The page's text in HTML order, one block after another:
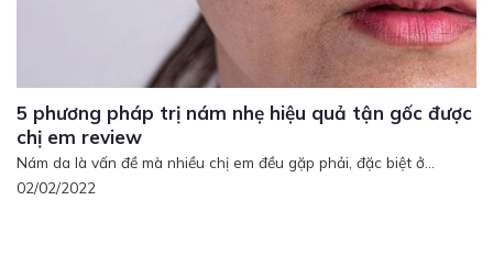
5 phương pháp trị nám nhẹ hiệu quả tận gốc được
chị em review
Nám da là vấn đề mà nhiều chị em đều gặp phải, đặc biệt ở...
02/02/2022